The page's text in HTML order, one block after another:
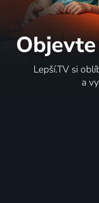
Lepší.TV si
a